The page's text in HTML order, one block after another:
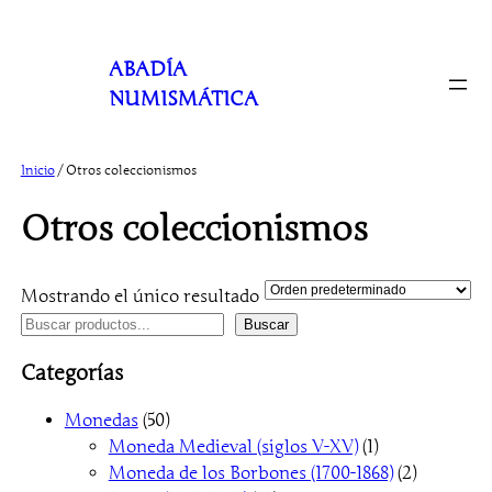
ABADÍA
NUMISMÁTICA
Inicio/ Otros coleccionismos
Otros coleccionismos
Mostrando el único resultado
B
s
Buscar
Categorías
Monedas 505
0
p
Moneda Medieval (siglos V-XV) 11
p
Moneda de los Borbones (1700-1868) 22